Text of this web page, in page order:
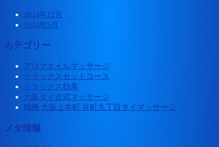
2024年12月
2024年5月
カテゴリー
アロマオイルマッサージ
リラックスセットコース
リラックス効果
大阪タイ古式マッサージ
鶴橋 大阪上本町 谷町九丁目タイマッサージ
メタ情報